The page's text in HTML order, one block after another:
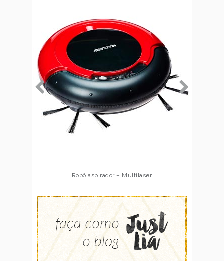
Robô aspirador – Multilaser